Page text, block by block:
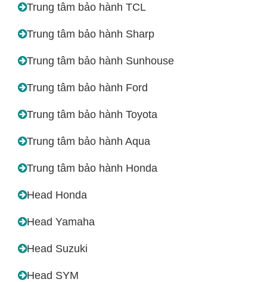
Trung tâm bảo hành TCL
Trung tâm bảo hành Sharp
Trung tâm bảo hành Sunhouse
Trung tâm bảo hành Ford
Trung tâm bảo hành Toyota
Trung tâm bảo hành Aqua
Trung tâm bảo hành Honda
Head Honda
Head Yamaha
Head Suzuki
Head SYM